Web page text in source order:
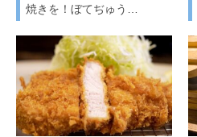
焼きを！ぼてぢゅう…